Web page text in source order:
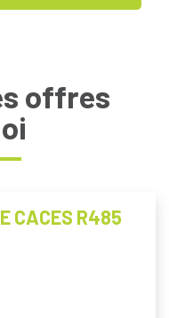
offres
CACES R485